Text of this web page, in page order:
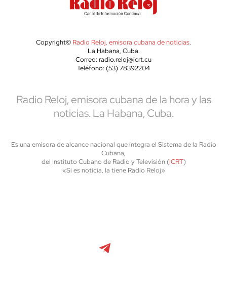
Copyright© Radio Reloj, emisora cubana de noticias.
La Habana, Cuba.
Correo: radio.reloj@icrt.cu
Teléfono: (53) 78392204
Radio Reloj, emisora cubana de la hora y las
noticias. La Habana, Cuba.
Es una emisora de alcance nacional que integra el Sistema de la Radio
Cubana,
del Instituto Cubano de Radio y Televisión (ICRT)
«Si es noticia, la tiene Radio Reloj»